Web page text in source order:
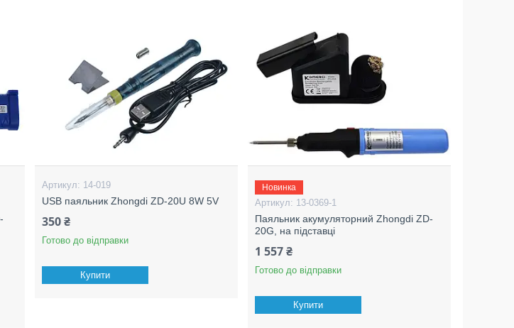
14-019
USB паяльник Zhongdi ZD-20U 8W 5V
350 ₴
Готово до відправки
Купити
Новинка
13-0369-1
Паяльник акумуляторний Zhongdi ZD-
20G, на підставці
1 557 ₴
Готово до відправки
Купити